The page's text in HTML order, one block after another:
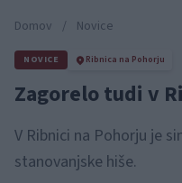
Domov / Novice
NOVICE Ribnica na Pohorju
Zagorelo tudi v
V Ribnici na Pohorju je
stanovanjske hiše.